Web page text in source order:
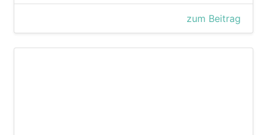
zum Beitrag